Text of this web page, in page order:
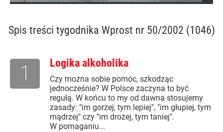
Spis treści tygodnika Wprost nr 50/2002 (1046)
Logika alkoholika
Czy można sobie pomóc, szkodząc
jednocześnie? W Polsce zaczyna to być
regułą. W końcu to my od dawna stosujemy
zasady: "im gorzej, tym lepiej", "im głupiej, tym
mądrzej" czy "im drożej, tym taniej".
W pomaganiu...
1